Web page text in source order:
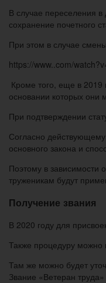
В случае переселения в
сохранение почетного
При этом в случае
https://www..com/
Кроме того, еще в 2019
основании которых они
При подтверждении
Согласно
основного закона и
Поэтому в зависимости
труженикам будут
Получение звания
В 2020 году для
Также процедуру можно
Там же можно будет
Звание «Ветеран